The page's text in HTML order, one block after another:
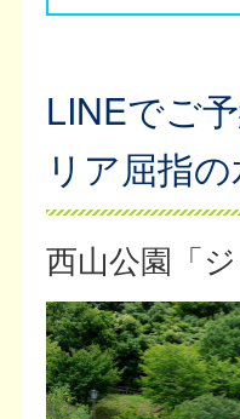
LINEでご
リア屈指
西山公園「